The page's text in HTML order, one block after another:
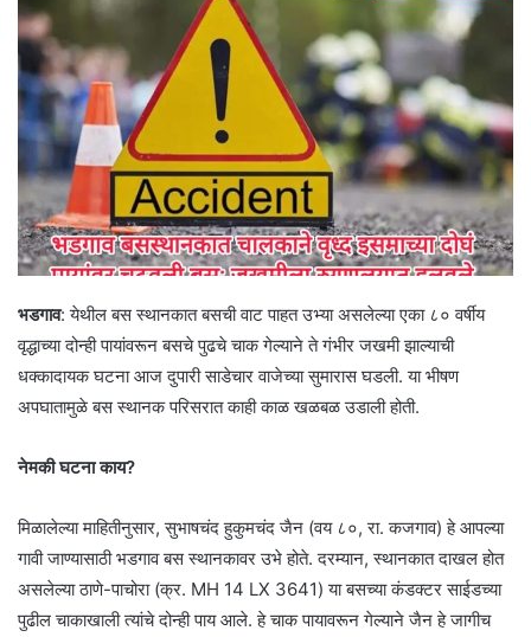
भडगाव: येथील बस स्थानकात बसची वाट पाहत उभ्या असलेल्या एका ८० वर्षीय
वृद्धाच्या दोन्ही पायांवरून बसचे पुढचे चाक गेल्याने ते गंभीर जखमी झाल्याची
धक्कादायक घटना आज दुपारी साडेचार वाजेच्या सुमारास घडली. या भीषण
अपघातामुळे बस स्थानक परिसरात काही काळ खळबळ उडाली होती.
नेमकी घटना काय?
मिळालेल्या माहितीनुसार, सुभाषचंद हुकुमचंद जैन (वय ८०, रा. कजगाव) हे आपल्या
गावी जाण्यासाठी भडगाव बस स्थानकावर उभे होते. दरम्यान, स्थानकात दाखल होत
असलेल्या ठाणे-पाचोरा (क्र. MH 14 LX 3641) या बसच्या कंडक्टर साईडच्या
पुढील चाकाखाली त्यांचे दोन्ही पाय आले. हे चाक पायावरून गेल्याने जैन हे जागीच